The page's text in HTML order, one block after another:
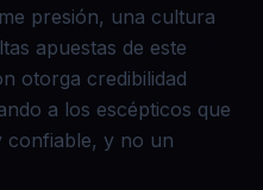
presión, una cultura
apuestas de este
otorga credibilidad
a los escépticos que
confiable, y no un